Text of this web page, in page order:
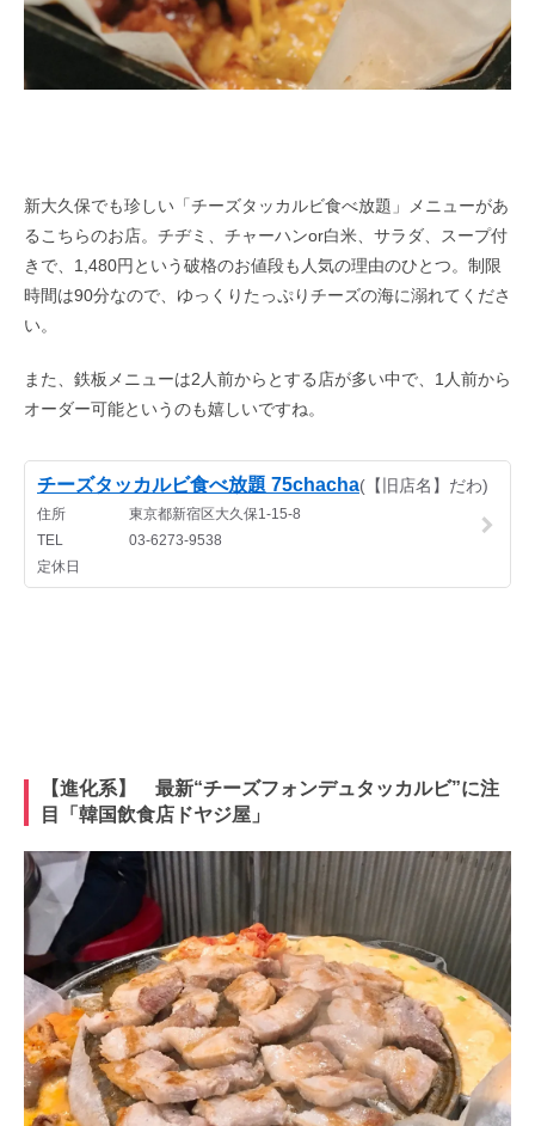
新大久保でも珍しい「チーズタッカルビ食べ放題」メニューがあ
るこちらのお店。チヂミ、チャーハンor白米、サラダ、スープ付
きで、1,480円という破格のお値段も人気の理由のひとつ。制限
時間は90分なので、ゆっくりたっぷりチーズの海に溺れてくださ
い。
また、鉄板メニューは2人前からとする店が多い中で、1人前から
オーダー可能というのも嬉しいですね。
【進化系】 最新“チーズフォンデュタッカルビ”に注
目「韓国飲食店ドヤジ屋」